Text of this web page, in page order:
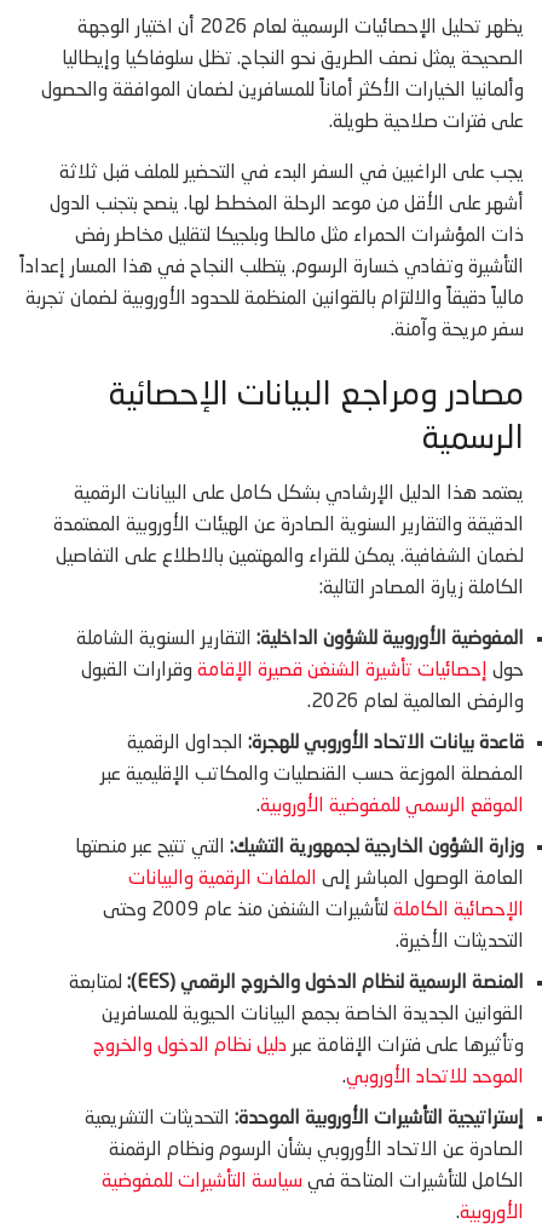
يظهر تحليل الإحصائيات الرسمية لعام 2026 أن اختيار الوجهة
الصحيحة يمثل نصف الطريق نحو النجاح. تظل سلوفاكيا وإيطاليا
وألمانيا الخيارات الأكثر أماناً للمسافرين لضمان الموافقة والحصول
على فترات صلاحية طويلة.
يجب على الراغبين في السفر البدء في التحضير للملف قبل ثلاثة
أشهر على الأقل من موعد الرحلة المخطط لها. ينصح بتجنب الدول
ذات المؤشرات الحمراء مثل مالطا وبلجيكا لتقليل مخاطر رفض
التأشيرة وتفادي خسارة الرسوم. يتطلب النجاح في هذا المسار إعداداً
مالياً دقيقاً والالتزام بالقوانين المنظمة للحدود الأوروبية لضمان تجربة
سفر مريحة وآمنة.
مصادر ومراجع البيانات الإحصائية
الرسمية
يعتمد هذا الدليل الإرشادي بشكل كامل على البيانات الرقمية
الدقيقة والتقارير السنوية الصادرة عن الهيئات الأوروبية المعتمدة
لضمان الشفافية. يمكن للقراء والمهتمين بالاطلاع على التفاصيل
الكاملة زيارة المصادر التالية:
المفوضية الأوروبية للشؤون الداخلية: التقارير السنوية الشاملة
حول
إحصائيات تأشيرة الشنغن قصيرة الإقامة وقرارات القبول
والرفض العالمية لعام 2026.
قاعدة بيانات الاتحاد الأوروبي للهجرة: الجداول الرقمية
المفصلة الموزعة حسب القنصليات والمكاتب الإقليمية عبر
الموقع الرسمي للمفوضية الأوروبية.
وزارة الشؤون الخارجية لجمهورية التشيك: التي تتيح عبر منصتها
العامة الوصول المباشر إلى
الملفات الرقمية والبيانات
الإحصائية الكاملة
لتأشيرات الشنغن منذ عام 2009 وحتى
التحديثات الأخيرة.
المنصة الرسمية لنظام الدخول والخروج الرقمي (EES):
لمتابعة
القوانين الجديدة الخاصة بجمع البيانات الحيوية للمسافرين
وتأثيرها على فترات الإقامة عبر دليل نظام الدخول والخروج
الموحد للاتحاد الأوروبي.
إستراتيجية التأشيرات الأوروبية الموحدة: التحديثات التشريعية
الصادرة عن الاتحاد الأوروبي بشأن الرسوم ونظام الرقمنة
الكامل للتأشيرات المتاحة في سياسة التأشيرات للمفوضية
الأوروبية.